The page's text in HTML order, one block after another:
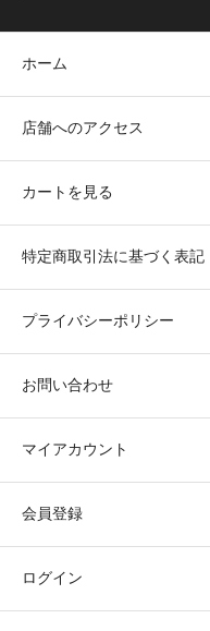
ホーム
店舗へのアクセス
カートを見る
特定商取引法に基づく表記
プライバシーポリシー
お問い合わせ
マイアカウント
会員登録
ログイン